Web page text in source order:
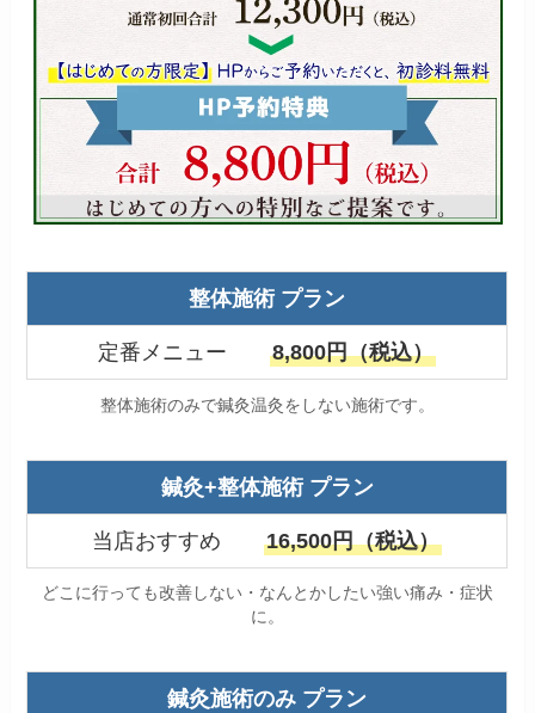
整体施術 プラン
定番メニュー8,800円（税込）
整体施術のみで鍼灸温灸をしない施術です。
鍼灸+整体施術 プラン
当店おすすめ16,500円（税込）
どこに行っても改善しない・なんとかしたい強い痛み・症状
に。
鍼灸施術のみ プラン